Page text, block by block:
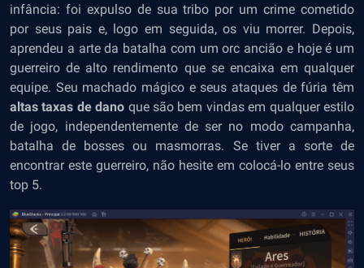
infância: foi expulso de sua tribo por um crime cometido
por seus pais e, logo em seguida, os viu morrer. Depois,
aprendeu a arte da batalha com um orc ancião e hoje é um
guerreiro de alto rendimento que se encaixa em qualquer
equipe. Seu machado mágico e seus ataques de fúria têm
altas taxas de dano que são bem vindas em qualquer estilo
de jogo, independentemente de ser no modo campanha,
batalha de bosses ou masmorras. Se tiver a sorte de
encontrar este guerreiro, não hesite em colocá-lo entre seus
top 5.